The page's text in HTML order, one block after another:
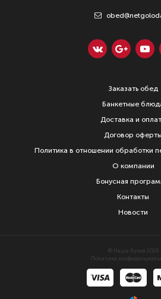
Заказать обед
Банкетные
Доставка и
Договор оферты
Политика в отношении обработки
О компании
Бонусная
Контакты
Новости
© Наша Кухня 2026
Политика